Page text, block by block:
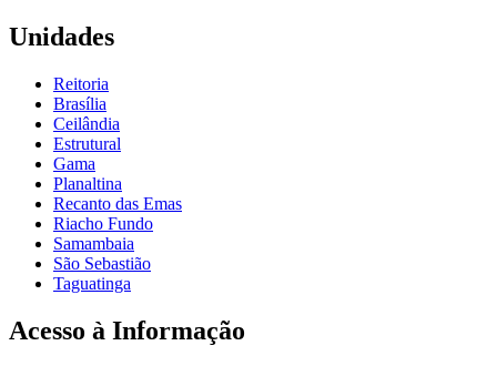
Unidades
Reitoria
Brasília
Ceilândia
Estrutural
Gama
Planaltina
Recanto das Emas
Riacho Fundo
Samambaia
São Sebastião
Taguatinga
Acesso à Informação